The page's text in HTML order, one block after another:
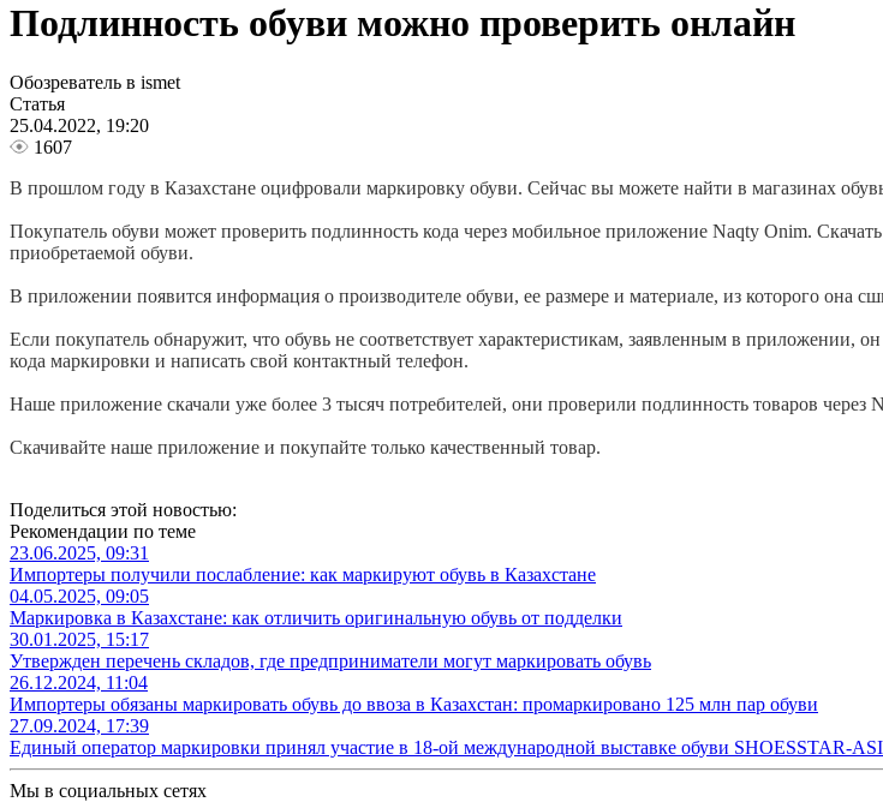
Подлинность обуви можно проверить онлайн
Обозреватель в ismet
Статья
25.04.2022, 19:20
1607
В прошлом году в Казахстане оцифровали маркировку обуви. Сейчас вы можете найти в магазинах
Покупатель обуви может проверить подлинность кода через мобильное приложение Naqty Onim.
приобретаемой обуви.
В приложении появится информация о производителе обуви, ее размере и материале, из которого она
Если покупатель обнаружит, что обувь не соответствует характеристикам, заявленным в приложении,
кода маркировки и написать свой контактный телефон.
Наше приложение скачали уже более 3 тысяч потребителей, они проверили подлинность товаров через
Скачивайте наше приложение и покупайте только качественный товар.
Поделиться этой новостью:
Рекомендации по теме
23.06.2025, 09:31
Импортеры получили послабление: как маркируют обувь в Казахстане
04.05.2025, 09:05
Маркировка в Казахстане: как отличить оригинальную обувь от подделки
30.01.2025, 15:17
Утвержден перечень складов, где предприниматели могут маркировать обувь
26.12.2024, 11:04
Импортеры обязаны маркировать обувь до ввоза в Казахстан: промаркировано 125 млн пар обуви
27.09.2024, 17:39
Единый оператор маркировки принял участие в 18-ой международной выставке обуви SHOESSTAR-
Мы в социальных сетях